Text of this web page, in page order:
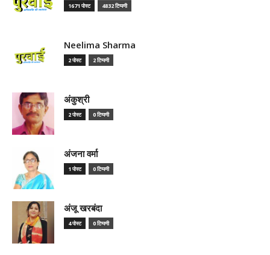
1671 पोस्ट 4832 टिप्पणी
Neelima Sharma
2 पोस्ट 2 टिप्पणी
अंकुश्री
2 पोस्ट 0 टिप्पणी
अंजना वर्मा
1 पोस्ट 0 टिप्पणी
अंजू खरबंदा
4 पोस्ट 0 टिप्पणी